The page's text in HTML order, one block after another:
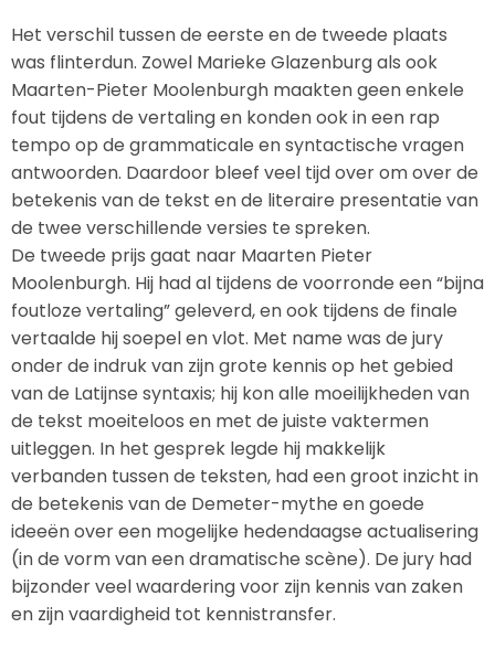
Het verschil tussen de eerste en de tweede plaats
was flinterdun. Zowel Marieke Glazenburg als ook
Maarten-Pieter Moolenburgh maakten geen enkele
fout tijdens de vertaling en konden ook in een rap
tempo op de grammaticale en syntactische vragen
antwoorden. Daardoor bleef veel tijd over om over de
betekenis van de tekst en de literaire presentatie van
de twee verschillende versies te spreken.
De tweede prijs gaat naar Maarten Pieter
Moolenburgh. Hij had al tijdens de voorronde een “bijna
foutloze vertaling” geleverd, en ook tijdens de finale
vertaalde hij soepel en vlot. Met name was de jury
onder de indruk van zijn grote kennis op het gebied
van de Latijnse syntaxis; hij kon alle moeilijkheden van
de tekst moeiteloos en met de juiste vaktermen
uitleggen. In het gesprek legde hij makkelijk
verbanden tussen de teksten, had een groot inzicht in
de betekenis van de Demeter-mythe en goede
ideeën over een mogelijke hedendaagse actualisering
(in de vorm van een dramatische scène). De jury had
bijzonder veel waardering voor zijn kennis van zaken
en zijn vaardigheid tot kennistransfer.